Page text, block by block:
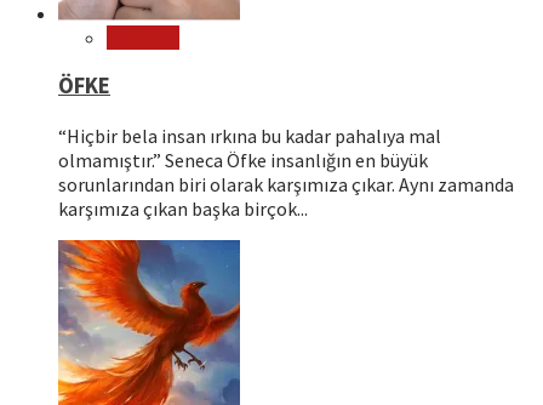
ÖFKE
“Hiçbir bela insan ırkına bu kadar pahalıya mal
olmamıştır.” Seneca Öfke insanlığın en büyük
sorunlarından biri olarak karşımıza çıkar. Aynı zamanda
karşımıza çıkan başka birçok...